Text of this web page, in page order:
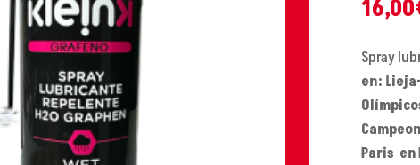
16,00
Spray
en:
Paris en